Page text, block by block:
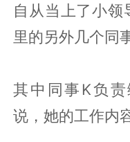
自从当上了小
里的另外几个同
其中同事K负
说，她的工作内